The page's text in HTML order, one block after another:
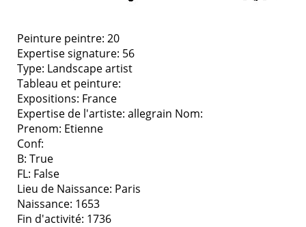
Peinture peintre: 20
Expertise signature: 56
Type: Landscape artist
Tableau et peinture:
Expositions: France
Expertise de l'artiste: allegrain Nom:
Prenom: Etienne
Conf:
B: True
FL: False
Lieu de Naissance: Paris
Naissance: 1653
Fin d'activité: 1736